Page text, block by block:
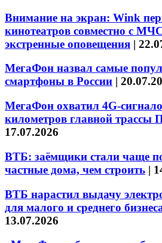
Внимание на экран: Wink
кинотеатров совместно с
экстренные оповещения |
МегаФон назвал самые
смартфоны в России |
МегаФон охватил 4G-
километров главной трассы
17.07.2026
ВТБ: заёмщики стали чаще
частные дома, чем строить |
ВТБ нарастил выдачу
для малого и среднего
13.07.2026